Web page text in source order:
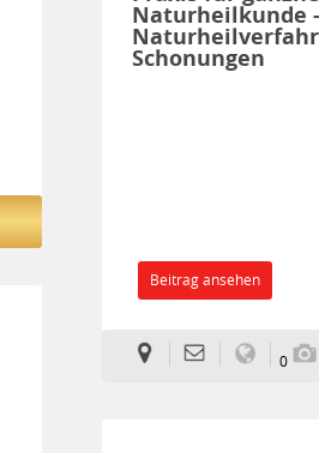
Naturheilkunde -
Schonungen
Beitrag ansehen
0